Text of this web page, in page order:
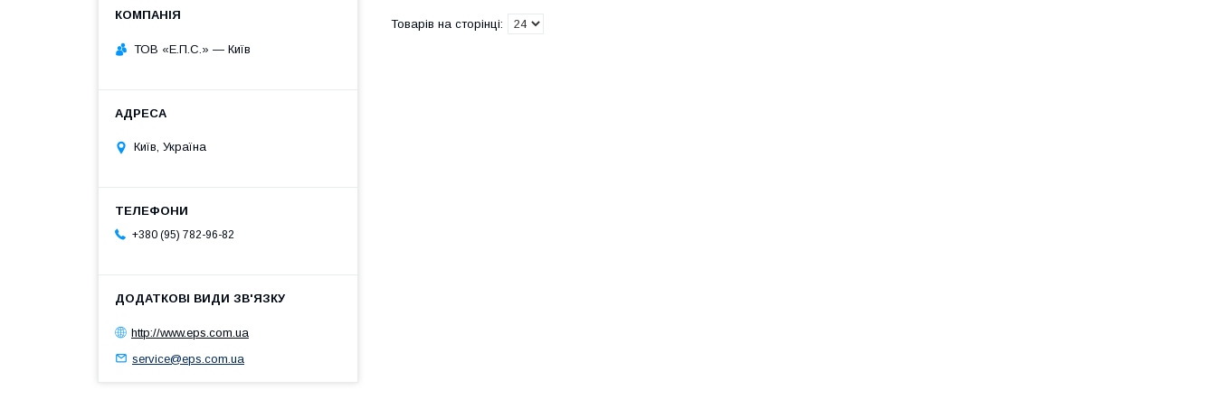
ТОВ «Е.П.С.» — Київ
Київ, Україна
+380 (95) 782-96-82
http://www.eps.com.ua
service@eps.com.ua